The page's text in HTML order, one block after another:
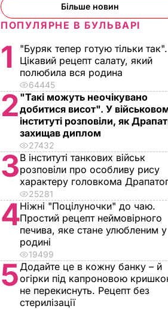
Більше новин
ПОПУЛЯРНЕ В БУЛЬВАРІ
1
"Буряк тепер готую тільки так".
Цікавий рецепт салату, який
полюбила вся родина
64445
2 "Такі можуть неочікувано
добитися висот". У
інституті розповіли, як
захищав диплом
27432
3В інституті танкових військ
розповіли про особливу рису
характеру головкома
25281
4Ніжні "Поцілуночки" до чаю.
Простий рецепт неймовірного
печива, яке стане улюбленим у
родині
19499
5Додайте це в кожну банку – й
огірки під капроновою
не перекиснуть. Рецепт без
стерилізації